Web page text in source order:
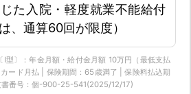
た入院・軽度就業不能給付
、通算60回が限度）
型〕：年金月額・給付金月額 10万円（最低支払
ード月払 | 保険期間：65歳満了 | 保険料払込期
書番号：個-900-25-541(2025/12/17)